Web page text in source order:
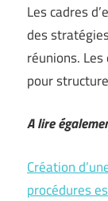
Les cadres
des
réunions.
pour
A lire
Création
procédures